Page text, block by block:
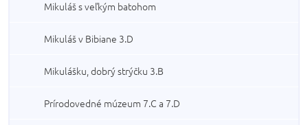
Mikuláš s veľkým batohom
Mikuláš v Bibiane 3.D
Mikulášku, dobrý strýčku 3.B
Prírodovedné múzeum 7.C a 7.D